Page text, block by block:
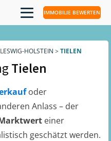
IMMOBILIE BEWERTEN
HOLSTEIN > TIELEN
Tielen
oder
Anlass – der
einer
geschätzt werden.